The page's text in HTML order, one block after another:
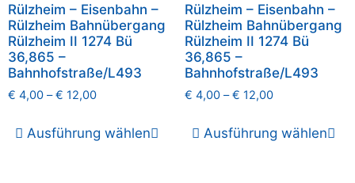
Rülzheim – Eisenbahn –
Rülzheim Bahnübergang
Rülzheim II 1274 Bü
36,865 –
Bahnhofstraße/L493
€ 4,00 –€ 12,00
Ausführung wählen
Rülzheim – Eisenbahn –
Rülzheim Bahnübergang
Rülzheim II 1274 Bü
36,865 –
Bahnhofstraße/L493
€ 4,00–€ 12,00
Ausführung wählen